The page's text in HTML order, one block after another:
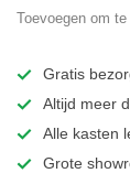
Toevoegen om
Gratis
Altijd meer
Alle kasten
Grote